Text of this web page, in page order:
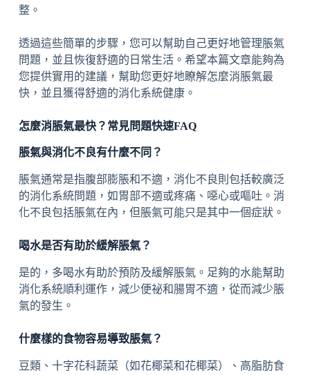
整。
透過這些簡單的步驟，您可以幫助自己更好地管理脹氣
問題，並且恢復舒適的日常生活。希望本篇文章能夠為
您提供實用的建議，幫助您更好地瞭解怎麼消脹氣最
快，並且獲得舒適的消化系統健康。
怎麼消脹氣最快？常見問題快速FAQ
脹氣與消化不良有什麼不同？
脹氣通常是指腹部膨脹和不適，消化不良則包括較廣泛
的消化系統問題，如胃部不適或疼痛、噁心或嘔吐。消
化不良包括脹氣在內，但脹氣可能只是其中一個症狀。
喝水是否有助於緩解脹氣？
是的，多喝水有助於預防及緩解脹氣。足夠的水能幫助
消化系統順利運作，減少便祕和腸胃不適，從而減少脹
氣的發生。
什麼樣的食物容易導致脹氣？
豆類、十字花科蔬菜（如花椰菜和花椰菜）、高脂肪食